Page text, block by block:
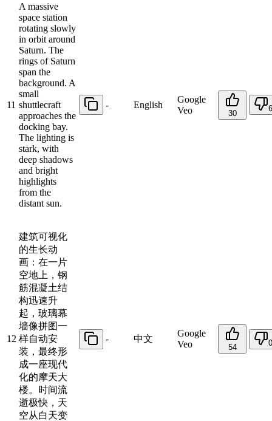
11
A massive
space station
rotating slowly
in orbit around
Saturn. The
rings of Saturn
span the
background. A
small
shuttlecraft
approaches the
docking bay.
The lighting is
stark, with
deep shadows
and bright
highlights
from the
distant sun.
- English
Google
Veo
30
6
12
建筑可视化
的生长动
画：在一片
空地上，钢
筋混凝土结
构迅速升
起，玻璃幕
墙像拼图一
样自动安
装，最终形
成一座现代
化的摩天大
楼。时间流
逝极快，天
空从白天变
- 中文
Google
Veo
54 0